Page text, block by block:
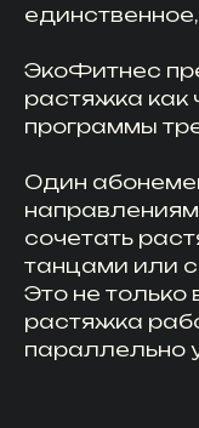
ЭкоФитнес
растяжка как
программы
Один
сочетать
танцами или
Это не только
растяжка
параллельно